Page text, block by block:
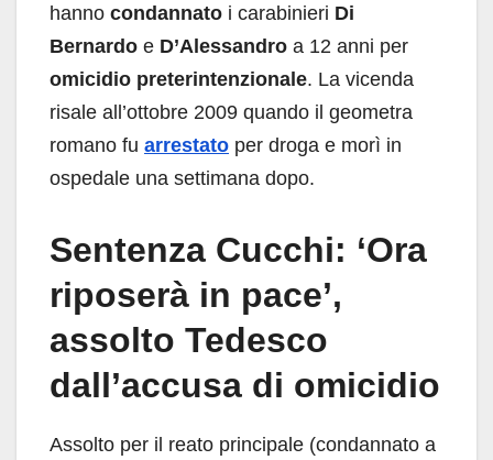
hanno condannato i carabinieri Di
Bernardo e D’Alessandro a 12 anni per
omicidio preterintenzionale. La vicenda
risale all’ottobre 2009 quando il geometra
romano fu arrestato per droga e morì in
ospedale una settimana dopo.
Sentenza Cucchi: ‘Ora
riposerà in pace’,
assolto Tedesco
dall’accusa di omicidio
Assolto per il reato principale (condannato a